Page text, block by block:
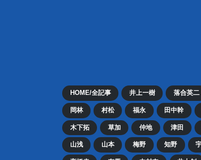
HOME/全記事 井上一樹 落合英二
岡林 村松 福永 田中幹
木下拓 草加 仲地 津田
山浅 山本 梅野 知野